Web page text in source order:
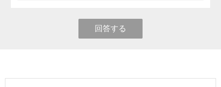
回答する